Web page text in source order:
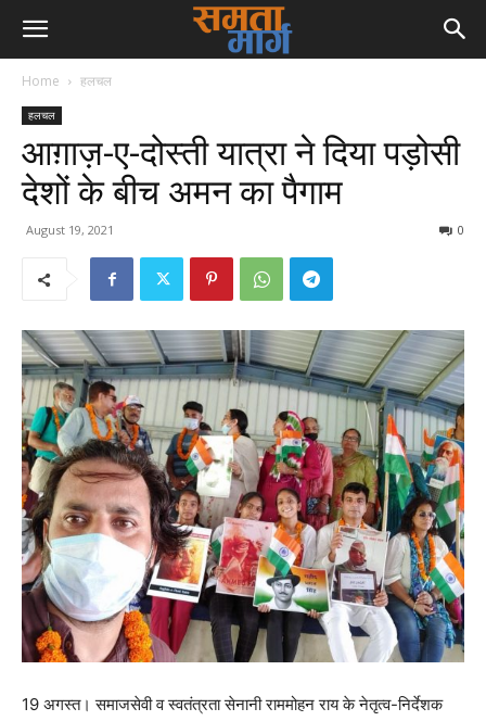
Home हलचल
हलचल
आग़ाज़-ए-दोस्ती यात्रा ने दिया पड़ोसी
देशों के बीच अमन का पैगाम
August 19, 2021 0
19 अगस्त। समाजसेवी व स्वतंत्रता सेनानी राममोहन राय के नेतृत्व-निर्देशक